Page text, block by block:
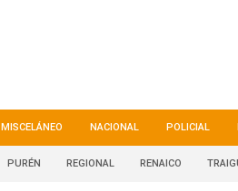
MISCELÁNEO NACIONAL POLICIAL
PURÉN REGIONAL RENAICO